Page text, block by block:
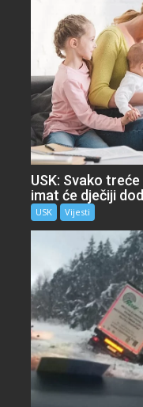
USK: Svako
imat će dječiji
USK Vijesti